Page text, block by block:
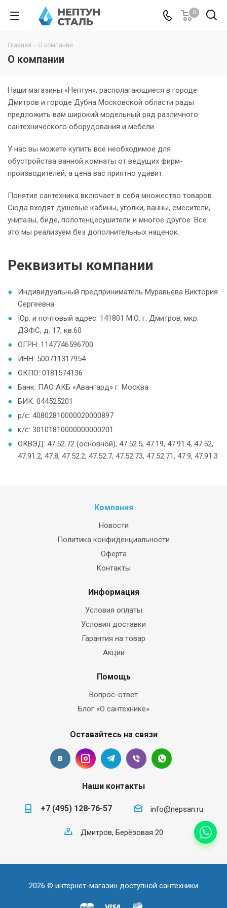
0
Главная - О компании
О компании
Наши магазины «Нептун», располагающиеся в городе
Дмитров и городе Дубна Московской области рады
предложить вам широкий модельный ряд различного
сантехнического оборудования и мебели.
У нас вы можете купить всё необходимое для
обустройства ванной комнаты от ведущих фирм-
производителей, а цена вас приятно удивит.
Понятие сантехника включает в себя множество товаров.
Сюда входят душевые кабины, уголки, ванны, смесители,
унитазы, биде, полотенцесушители и многое другое. Все
это мы реализуем без дополнительных наценок.
Реквизиты компании
Индивидуальный предприниматель Муравьева Виктория
Сергеевна
Юр. и почтовый адрес: 141801 М.О. г. Дмитров, мкр.
ДЗФС, д. 17, кв.60
ОГРН: 1147746596700
ИНН: 500711317954
ОКПО: 0181574136
Банк: ПАО АКБ «Авангард» г. Москва
БИК: 044525201
р/с: 40802810000020000897
к/с: 30101810000000000201
ОКВЭД: 47.52.72 (основной), 47.52.5, 47.19, 47.91.4, 47.52,
47.91.2, 47.8, 47.52.2, 47.52.7, 47.52.73, 47.52.71, 47.9, 47.91.3
Компания
Новости
Политика конфиденциальности
Оферта
Контакты
Информация
Условия оплаты
Условия доставки
Гарантия на товар
Акции
Помощь
Вопрос-ответ
Блог «О сантехнике»
Оставайтесь на связи
Наши контакты
+7 (495) 128-76-57 info@nepsan.ru
Дмитров, Берёзовая 20
2026 © интернет-магазин доступной сантехники